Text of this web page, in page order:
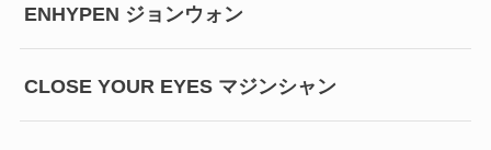
ENHYPEN ジョンウォン
CLOSE YOUR EYES マジンシャン